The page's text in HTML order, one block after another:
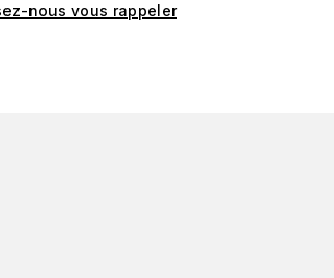
nous vous rappeler